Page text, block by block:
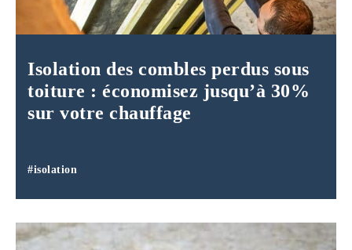
Isolation des combles perdus sous
toiture : économisez jusqu’à 30%
sur votre chauffage
#isolation